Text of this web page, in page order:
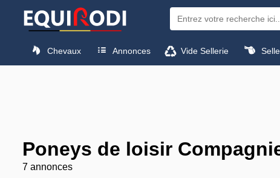
Chevaux Annonces Vide Sellerie
Poneys de loisir
7 annonces